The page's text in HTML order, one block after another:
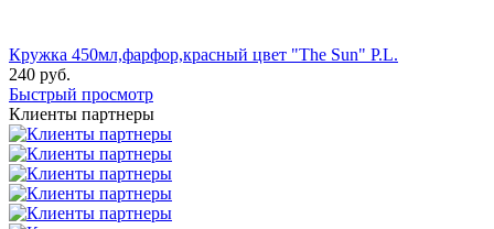
Кружка 450мл,фарфор,красный цвет "The Sun" P.L.
240 руб.
Быстрый просмотр
Клиенты партнеры